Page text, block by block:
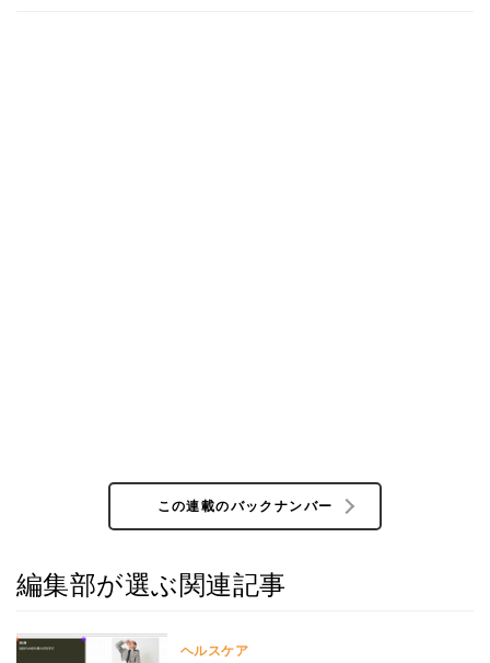
この連載のバックナンバー
編集部が選ぶ関連記事
ヘルスケア